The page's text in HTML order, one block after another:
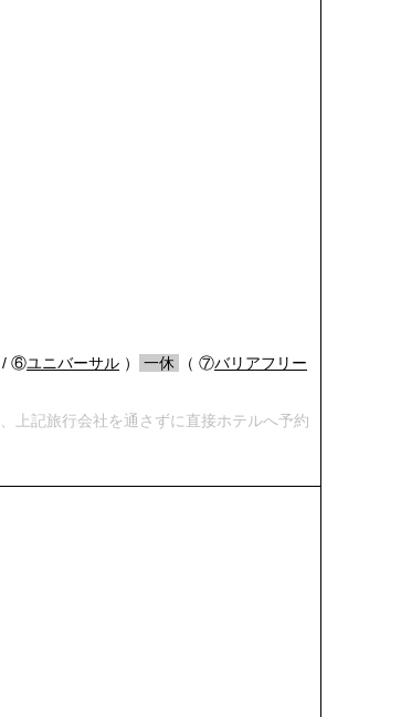
/ ⑥ユニバーサル ） 一休 （ ⑦バリアフリー
上記旅行会社を通さずに直接ホテルへ予約